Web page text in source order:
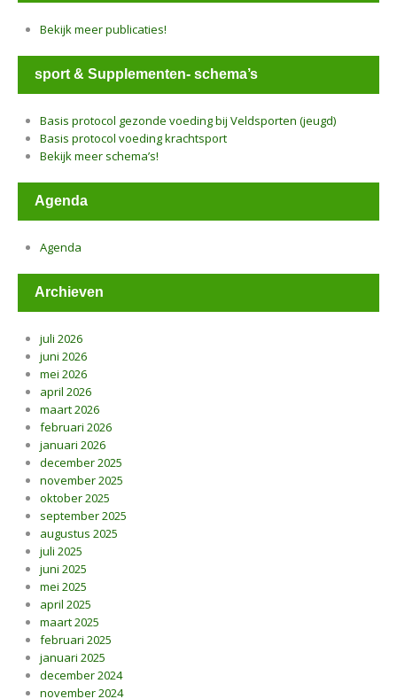
Bekijk meer publicaties!
sport & Supplementen- schema’s
Basis protocol gezonde voeding bij Veldsporten (jeugd)
Basis protocol voeding krachtsport
Bekijk meer schema’s!
Agenda
Agenda
Archieven
juli 2026
juni 2026
mei 2026
april 2026
maart 2026
februari 2026
januari 2026
december 2025
november 2025
oktober 2025
september 2025
augustus 2025
juli 2025
juni 2025
mei 2025
april 2025
maart 2025
februari 2025
januari 2025
december 2024
november 2024